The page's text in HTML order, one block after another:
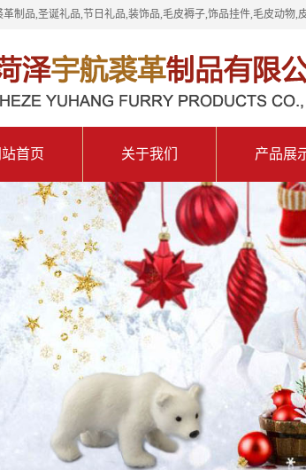
革制品,圣诞礼品,节日礼品,装饰品,毛皮褥子,饰品挂件,毛皮动物,
站首页 关于我们 产品展